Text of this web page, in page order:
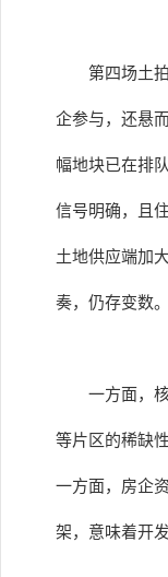
第四场土
企参与，还悬
幅地块已在排
信号明确，且
土地供应端加
奏，仍存变数。
一方面，
等片区的稀缺
一方面，房企
架，意味着开